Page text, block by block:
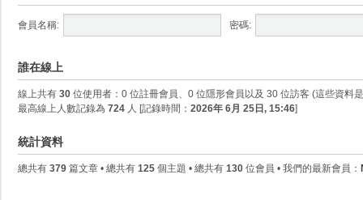
會員名稱: 密碼:
誰在線上
線上共有 30 位使用者：0 位註冊會員、0 位隱形會員以及 30 位訪客 (這些資料
最高線上人數記錄為 724 人 [記錄時間： 2026年 6月 25日, 15:46]
統計資料
總共有 379 篇文章 • 總共有 125 個主題 • 總共有 130 位會員 • 我們的最新會員：